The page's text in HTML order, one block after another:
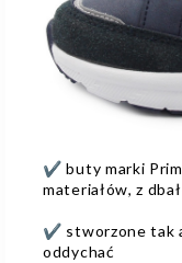
✔️ buty marki
materiałów, z
✔️ stworzone tak
oddychać